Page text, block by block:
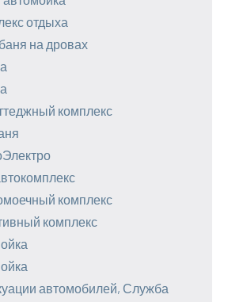
отдыха
на дровах
комплекс
комплекс
комплекс
автомобилей, Служба